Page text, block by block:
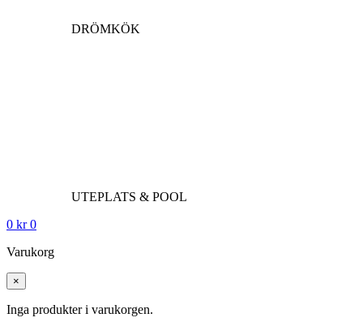
DRÖMKÖK
UTEPLATS & POOL
0 kr 0
Varukorg
×
Inga produkter i varukorgen.